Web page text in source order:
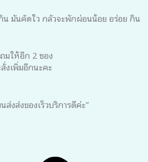
น มันคัดใว กลัวจะพักผ่อนน้อย อร่อย กิน
มให้อีก 2 ซอง
งเพิ่มอีกนะคะ
ส่งส่งของเร็วบริการดีค่ะ”